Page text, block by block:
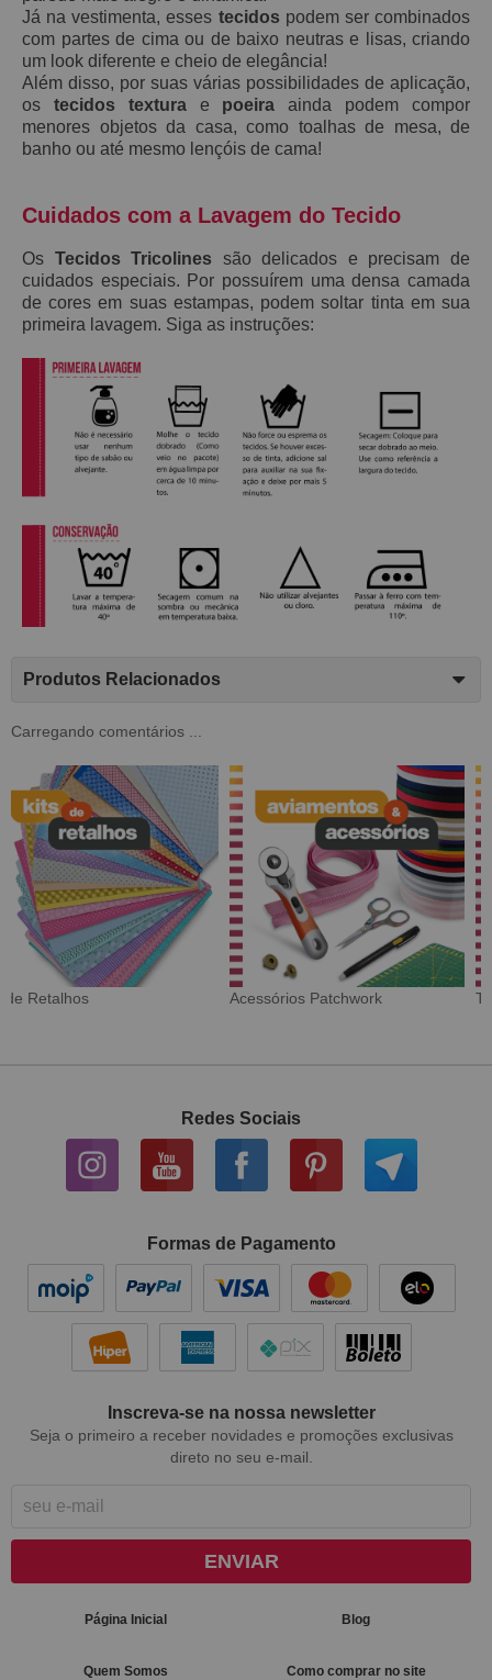
Já na vestimenta, esses tecidos podem ser combinados
com partes de cima ou de baixo neutras e lisas, criando
um look diferente e cheio de elegância!
Além disso, por suas várias possibilidades de aplicação,
os tecidos texturae poeira ainda podem compor
menores objetos da casa, como toalhas de mesa, de
banho ou até mesmo lençóis de cama!
Cuidados com a Lavagem do Tecido
Os Tecidos Tricolines são delicados e precisam de
cuidados especiais. Por possuírem uma densa camada
de cores em suas estampas, podem soltar tinta em sua
primeira lavagem. Siga as instruções:
Produtos Relacionados
Carregando comentários ...
Tecido Digital Sarja Impermeável
Redes Sociais
Formas de Pagamento
Inscreva-se na nossa newsletter
Seja o primeiro a receber novidades e promoções exclusivas
direto no seu e-mail.
ENVIAR
Página Inicial Blog
Quem Somos Como comprar no site